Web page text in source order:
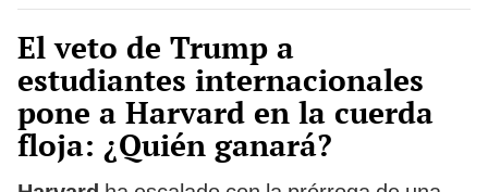
El veto de Trump a
estudiantes internacionales
pone a Harvard en la cuerda
floja: ¿Quién ganará?